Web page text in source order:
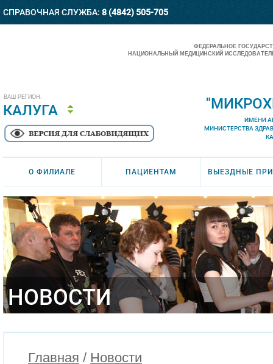
СПРАВОЧНАЯ СЛУЖБА: 8 (4842) 505-705
ВАШ РЕГИОН:
КАЛУГА
ФЕДЕРАЛЬНОЕ
НАЦИОНАЛЬНЫЙ МЕДИЦИНСКИЙ
ИМЕНИ
МИНИСТЕРСТВА
О ФИЛИАЛЕ ПАЦИЕНТАМ ВЫЕЗДНЫЕ
НОВОСТИ
Главная / Новости